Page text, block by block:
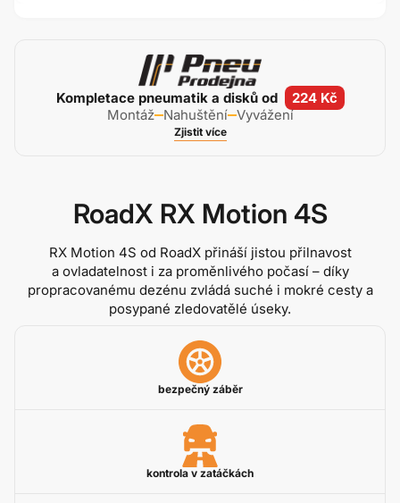
Kompletace pneumatik a disků od
224 Kč
Montáž Nahuštění Vyvážení
Zjistit více
RoadX RX Motion 4S
RX Motion 4S od RoadX přináší jistou přilnavost
a ovladatelnost i za proměnlivého počasí – díky
propracovanému dezénu zvládá suché i mokré cesty a
posypané zledovatělé úseky.
bezpečný záběr
kontrola v zatáčkách